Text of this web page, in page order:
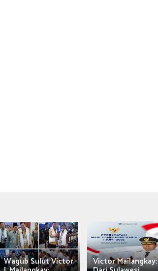
Wagub Sulut Victor Victor Mailangkay: